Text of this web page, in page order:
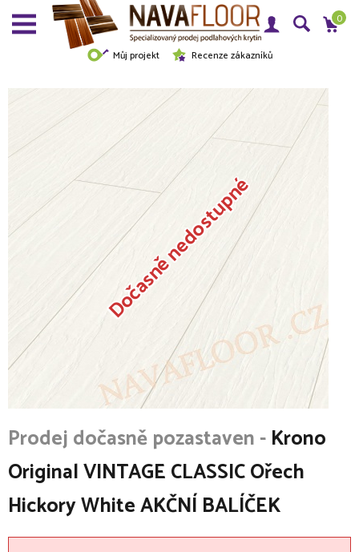
Můj projekt Recenze zákazníků
0
Dočasně nedostupné
Krono
Original VINTAGE CLASSIC Ořech
Hickory White AKČNÍ BALÍČEK